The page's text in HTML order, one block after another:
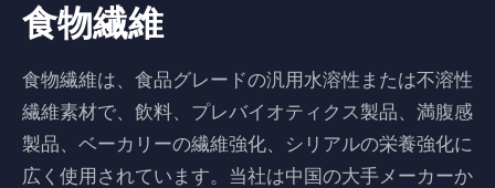
食物繊維
食物繊維は、食品グレードの汎用水溶性または不溶性
繊維素材で、飲料、プレバイオティクス製品、満腹感
製品、ベーカリーの繊維強化、シリアルの栄養強化に
広く使用されています。当社は中国の大手メーカーか